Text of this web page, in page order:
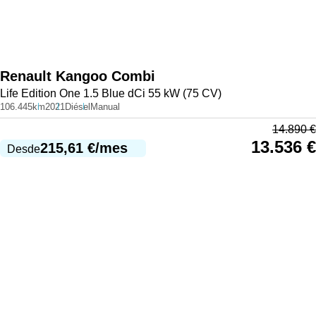
Renault Kangoo Combi
Life Edition One 1.5 Blue dCi 55 kW (75 CV)
106.445km2021Diésel Manual
Desde215,61 €/mes
14.890€
13.536 €